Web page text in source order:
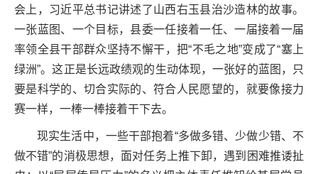
会上，习近平总书记讲述了山西右玉县治沙造林的故事。
一张蓝图、一个目标，县委一任接着一任、一届接着一届
率领全县干部群众坚持不懈干，把“不毛之地”变成了“塞上
绿洲”。这正是长远政绩观的生动体现，一张好的蓝图，只
要是科学的、切合实际的、符合人民愿望的，就要像接力
赛一样，一棒一棒接着干下去。
现实生活中，一些干部抱着“多做多错、少做少错、不
做不错”的消极思想，面对任务上推下卸，遇到困难推诿扯